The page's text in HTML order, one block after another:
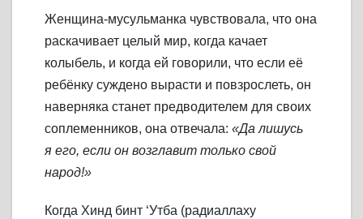
Женщина-мусульманка чувствовала, что она
раскачивает целый мир, когда качает
колыбель, и когда ей говорили, что если её
ребёнку суждено вырасти и повзрослеть, он
наверняка станет предводителем для своих
соплеменников, она отвечала: «Да лишусь
я его, если он возглавит только свой
народ!»
Когда Хинд бинт ‘Утба (радиаллаху